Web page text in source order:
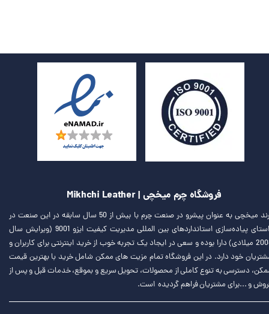
فروشگاه چرم میخچی | Mikhchi Leather
برند میخچی به عنوان پیشرو در صنعت چرم با بیش از 50 سال سابقه در این صنعت در
راستای پیاده‌سازی استانداردهای بین المللی مدیریت کیفیت ایزو 9001 (ویرایش سال
2008 میلادی) دارا بوده و سعی در ایجاد یک تجربه خوب از خرید اینترنتی برای کاربران و
خود دارد. در این فروشگاه تمام مزیت های ممکن شامل خرید با بهترین قیمت
دسترسی به تنوع کاملی از محصولات، تحویل سریع و بموقع، خدمات قبل و پس از
و ...برای مشتریان فراهم گردیده است.